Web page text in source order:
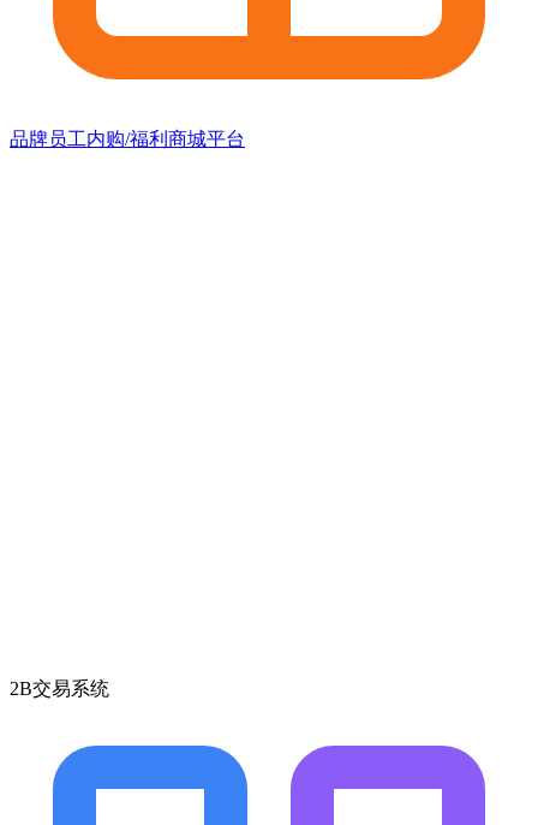
品牌员工内购/福利商城平台
2B交易系统